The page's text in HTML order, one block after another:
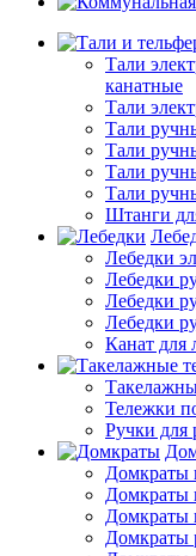
Тали
канатные
Тали
Тали
Тали
Тали
Тали
Штанги
Лебедки
Лебедки
Лебедки
Лебедки
Канат для
Тележки
Ручки для
Домкраты
Домкраты
Домкраты
Домкраты